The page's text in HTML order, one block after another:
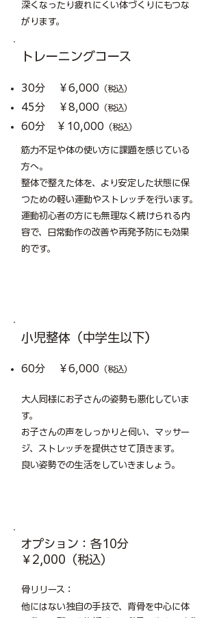
深くなったり疲れにくい体づくりにもつな
がります。
​トレーニングコース
30分 ￥6,000 （税込）
45分 ￥8,000 （税込）
60分 ￥10,000 （税込）
筋力不足や体の使い方に課題を感じている
方へ。
整体で整えた体を、より安定した状態に保
つための軽い運動やストレッチを行います。
運動初心者の方にも無理なく続けられる内
容で、日常動作の改善や再発予防にも効果
的です。
​小児整体（中学生以下）
60分 ￥6,000 （税込）
大人同様にお子さんの姿勢も悪化していま
す。
お子さんの声をしっかりと伺い、マッサー
ジ、ストレッチを提供させて頂きます。
良い姿勢での生活をしていきましょう。
オプション：各10分
￥2,000（税込）
​骨リリース：
他にはない独自の手技で、背骨を中心に体